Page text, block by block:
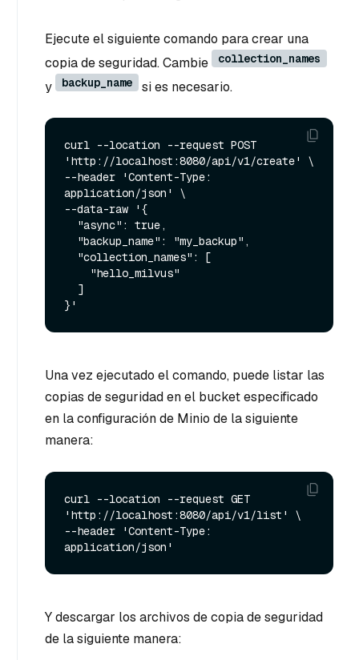
Ejecute el siguiente comando para crear una
copia de seguridad. Cambie
collection_names
y backup_name si es necesario.
curl --location --request POST
'http://localhost:8080/api/v1/create' \
--header 'Content-Type:
application/json' \
--data-raw '{
Una vez ejecutado el comando, puede listar las
copias de seguridad en el bucket especificado
en la configuración de Minio de la siguiente
manera:
curl --location --request GET
'http://localhost:8080/api/v1/list' \
--header 'Content-Type:
Y descargar los archivos de copia de seguridad
de la siguiente manera: